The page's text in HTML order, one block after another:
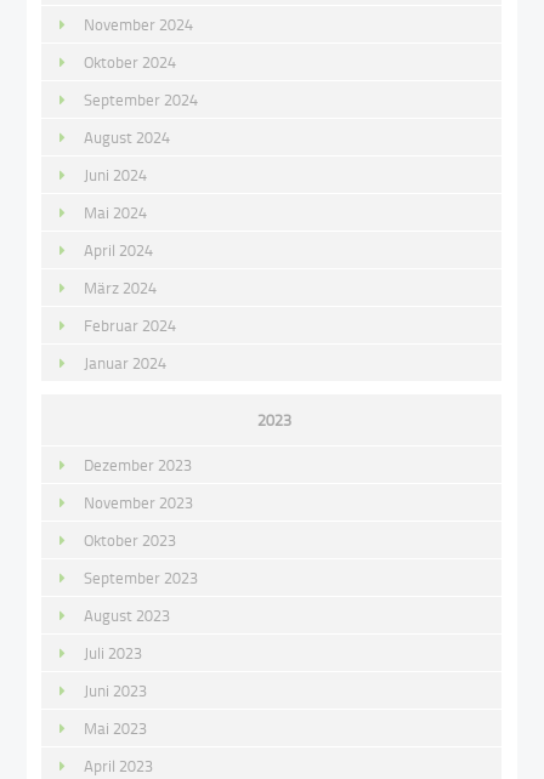
November 2024
Oktober 2024
September 2024
August 2024
Juni 2024
Mai 2024
April 2024
März 2024
Februar 2024
Januar 2024
2023
Dezember 2023
November 2023
Oktober 2023
September 2023
August 2023
Juli 2023
Juni 2023
Mai 2023
April 2023